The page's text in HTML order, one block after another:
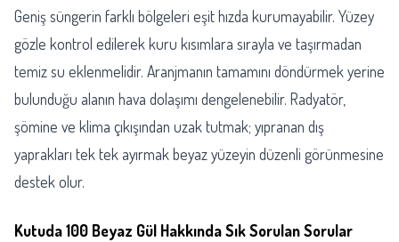
Geniş süngerin farklı bölgeleri eşit hızda kurumayabilir. Yüzey
gözle kontrol edilerek kuru kısımlara sırayla ve taşırmadan
temiz su eklenmelidir. Aranjmanın tamamını döndürmek yerine
bulunduğu alanın hava dolaşımı dengelenebilir. Radyatör,
şömine ve klima çıkışından uzak tutmak; yıpranan dış
yaprakları tek tek ayırmak beyaz yüzeyin düzenli görünmesine
destek olur.
Kutuda 100 Beyaz Gül Hakkında Sık Sorulan Sorular